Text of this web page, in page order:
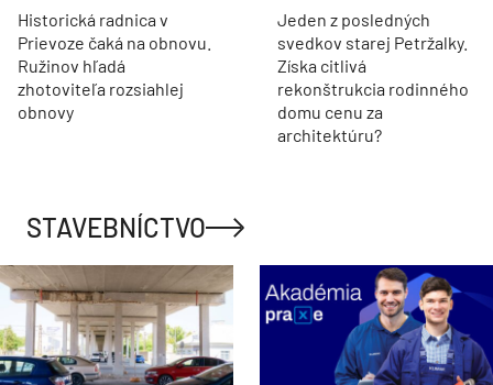
Historická radnica v
Prievoze čaká na obnovu.
Ružinov hľadá
zhotoviteľa rozsiahlej
obnovy
Jeden z posledných
svedkov starej Petržalky.
Získa citlivá
rekonštrukcia rodinného
domu cenu za
architektúru?
STAVEBNÍCTVO